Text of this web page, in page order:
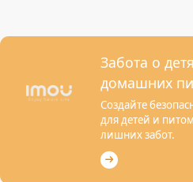
Забота о
домашних
Создайте
для детей и
лишних забот.